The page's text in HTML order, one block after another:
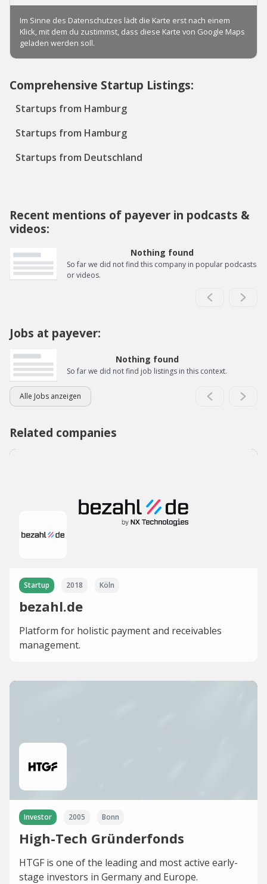
Comprehensive Startup Listings:
Startups from Hamburg
Startups from Hamburg
Startups from Deutschland
Recent mentions of payever in podcasts &
videos:
Nothing found
So far we did not find this company in popular podcasts
or videos.
Jobs at payever:
Nothing found
So far we did not find job listings in this context.
Alle Jobs anzeigen
Related companies
Startup 2018 Köln
bezahl.de
Platform for holistic payment and receivables
management.
Investor 2005 Bonn
High-Tech Gründerfonds
HTGF is one of the leading and most active early-
stage investors in Germany and Europe.